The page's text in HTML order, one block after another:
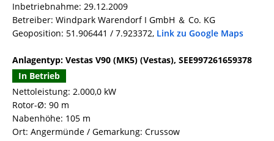
Inbetriebnahme: 29.12.2009
Betreiber: Windpark Warendorf I GmbH ＆ Co. KG
Geoposition: 51.906441 / 7.923372, Link zu Google Maps
Anlagentyp: Vestas V90 (MK5) (Vestas), SEE997261659378
In Betrieb
Nettoleistung: 2.000,0 kW
Rotor-Ø: 90 m
Nabenhöhe: 105 m
Ort: Angermünde / Gemarkung: Crussow